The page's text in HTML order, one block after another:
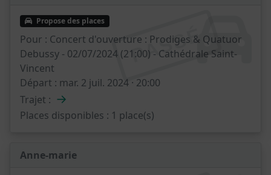
PASSÉ
Propose des places
Pour : Concert d'ouverture : Prodiges & Quatuor
Debussy - 02/07/2024 (21:00) - Cathédrale Saint-
Vincent
Départ : mar. 2 juil. 2024 · 20:00
Trajet : →
Places disponibles : 1 place(s)
Anne-marie